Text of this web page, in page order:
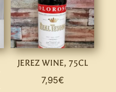
JEREZ WINE, 75CL
7,95€